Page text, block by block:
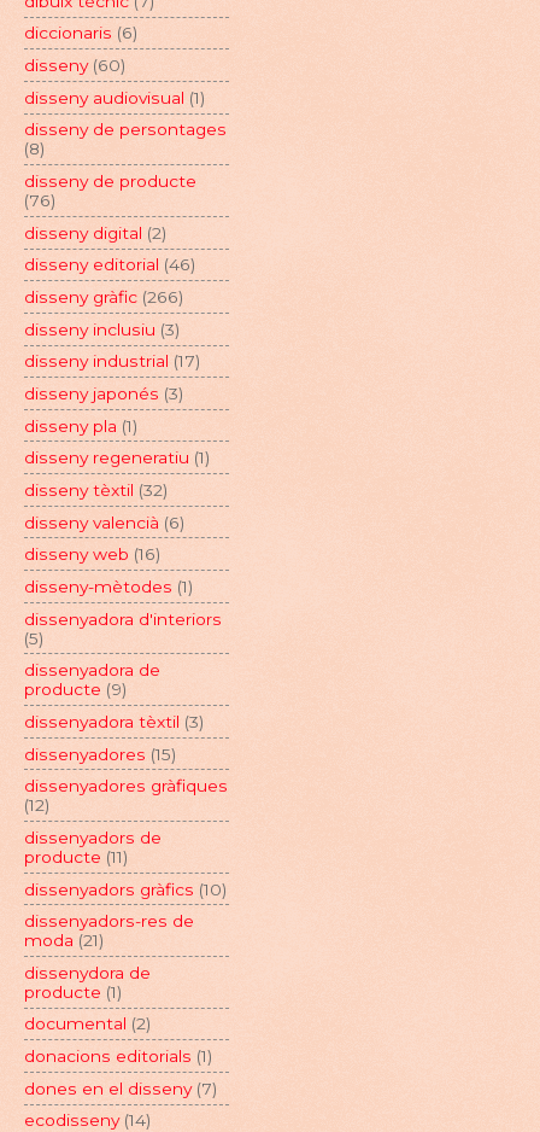
diccionaris (6)
disseny (60)
disseny audiovisual (1)
disseny de persontages
(8)
disseny de producte
(76)
disseny digital (2)
disseny editorial (46)
disseny gràfic (266)
disseny inclusiu (3)
disseny industrial (17)
disseny japonés (3)
disseny pla (1)
disseny regeneratiu (1)
disseny tèxtil (32)
disseny valencià (6)
disseny web (16)
disseny-mètodes (1)
dissenyadora d'interiors
(5)
dissenyadora de
producte (9)
dissenyadora tèxtil (3)
dissenyadores (15)
dissenyadores gràfiques
(12)
dissenyadors de
producte (11)
dissenyadors gràfics (10)
dissenyadors-res de
moda (21)
dissenydora de
producte (1)
documental (2)
donacions editorials (1)
dones en el disseny (7)
ecodisseny (14)